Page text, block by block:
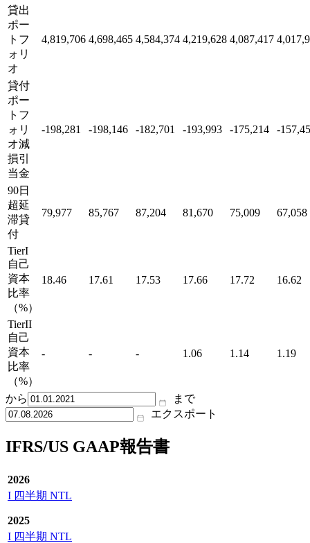
貸出
ポー
トフ
ォリ
オ
4,819,706 4,698,465 4,584,374 4,219,628 4,087,417
貸付
ポー
トフ
ォリ
オ減
損引
当金
-198,281 -198,146 -182,701 -193,993 -175,214 -
90日
超延
滞貸
付
79,977 85,767 87,204 81,670 75,009 67,058
TierI
自己
資本
比率
（%）
18.46 17.61 17.53 17.66 17.72 16.62
TierII
自己
資本
比率
（%）
- - - 1.06 1.14 1.19
から
まで
エクスポート
IFRS/US GAAP報告書
2026
I 四半期 NTL
2025
I 四半期 NTL